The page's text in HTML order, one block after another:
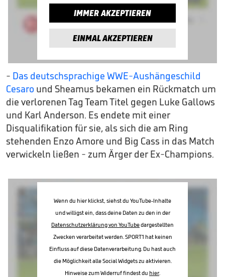
IMMER AKZEPTIEREN
EINMAL AKZEPTIEREN
- Das deutschsprachige WWE-Aushängeschild
Cesaro und Sheamus bekamen ein Rückmatch um
die verlorenen Tag Team Titel gegen Luke Gallows
und Karl Anderson. Es endete mit einer
Disqualifikation für sie, als sich die am Ring
stehenden Enzo Amore und Big Cass in das Match
verwickeln ließen - zum Ärger der Ex-Champions.
Wenn du hier klickst, siehst du YouTube-Inhalte
und willigst ein, dass deine Daten zu den in der
Datenschutzerklärung von YouTubedargestellten
Zwecken verarbeitet werden. SPORT1 hat keinen
Einfluss auf diese Datenverarbeitung. Du hast auch
die Möglichkeit alle Social Widgets zu aktivieren.
Hinweise zum Widerruf findest du hier.